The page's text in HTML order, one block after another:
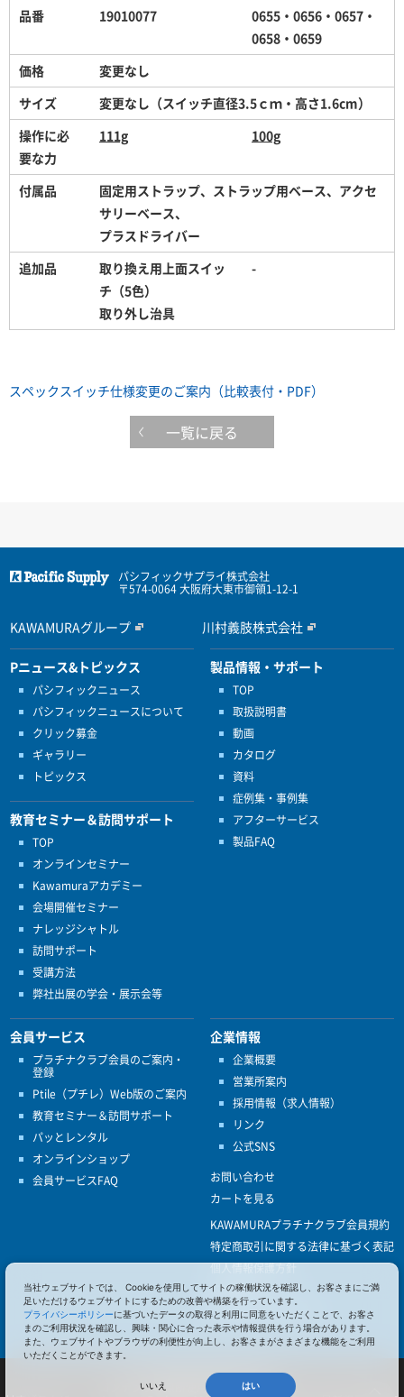
品番
19010077 0655 ・0656・0657・
0658・0659
価格
変更なし
サイズ
変更なし（スイッチ直径3.5ｃｍ・高さ1.6cm）
操作に必
要な力
111g 100g
付属品
固定用ストラップ、ストラップ用ベース、アクセ
サリーベース、
プラスドライバー
追加品
取り換え用上面スイッ
チ（5色）
取り外し治具
-
スペックスイッチ仕様変更のご案内（比較表付・PDF）
一覧に戻る
パシフィックサプライ株式会社
〒574-0064 大阪府大東市御領1-12-1
KAWAMURAグループ 川村義肢株式会社
Pニュース&トピックス
パシフィックニュース
パシフィックニュースについて
クリック募金
ギャラリー
トピックス
教育セミナー＆訪問サポート
TOP
オンラインセミナー
Kawamuraアカデミー
会場開催セミナー
ナレッジシャトル
訪問サポート
受講方法
弊社出展の学会・展示会等
製品情報・サポート
TOP
取扱説明書
動画
カタログ
資料
症例集・事例集
アフターサービス
製品FAQ
会員サービス
プラチナクラブ会員のご案内・
登録
Ptile（プチレ）Web版のご案内
教育セミナー＆訪問サポート
パッとレンタル
オンラインショップ
会員サービスFAQ
企業情報
企業概要
営業所案内
採用情報（求人情報）
リンク
公式SNS
お問い合わせ
カートを見る
KAWAMURAプラチナクラブ会員規約
特定商取引に関する法律に基づく表記
個人情報保護方針
ISO9001
健康経営優良法人認定
© 2017 Pacific Supply Co.,Ltd.
コンテンツの無断使用・転載を禁じます。
当社ウェブサイトでは、 Cookieを使用してサイトの稼働状況を確認し、お客さまにご満
足いただけるウェブサイトにするための改善や構築を行っています。
プライバシーポリシーに基づいたデータの取得と利用に同意をいただくことで、お客さ
まのご利用状況を確認し、興味・関心に合った表示や情報提供を行う場合があります。
また、ウェブサイトやブラウザの利便性が向上し、お客さまがさまざまな機能をご利用
いただくことができます。
いいえ はい